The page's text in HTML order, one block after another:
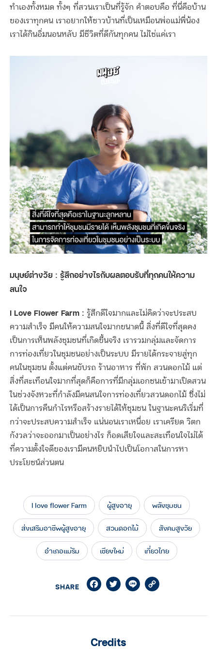
ทำเองทั้งหมด ทั้งๆ ที่สวนเราเป็นที่รู้จัก คำตอบคือ ที่นี่คือบ้าน
ของเราทุกคน เราอยากให้ชาวบ้านที่เป็นเหมือนพ่อแม่พี่น้อง
เราได้กินอิ่มนอนหลับ มีชีวิตที่ดีกันทุกคน ไม่ใช่แค่เรา
มนุษย์ต่างวัย : รู้สึกอย่างไรกับผลตอบรับที่ทุกคนให้ความ
สนใจ
I Love Flower Farm : รู้สึกดีใจมากและไม่คิดว่าจะประสบ
ความสำเร็จ มีคนให้ความสนใจมากขนาดนี้ สิ่งที่ดีใจที่สุดคง
เป็นการเห็นพลังชุมชนที่เกิดขึ้นจริง เรารวมกลุ่มและจัดการ
การท่องเที่ยวในชุมชนอย่างเป็นระบบ มีรายได้กระจายสู่ทุก
คนในชุมชน ตั้งแต่คนขับรถ ร้านอาหาร ที่พัก สวนดอกไม้ แต่
สิ่งที่สะเทือนใจมากที่สุดก็คือการที่มีกลุ่มเอกชนเข้ามาเปิดสวน
ในช่วงจังหวะที่กำลังมีคนสนใจการท่องเที่ยวสวนดอกไม้ ซึ่งไม่
ได้เป็นการคืนกำไรหรือสร้างรายได้ให้ชุมชน ในฐานะคนริเริ่มที่
กว่าจะประสบความสำเร็จ แน่นอนเราเหนื่อย เราเครียด วิตก
กังวลว่าจะออกมาเป็นอย่างไร ก็อดเสียใจและสะเทือนใจไม่ได้
ที่ความตั้งใจดีของเรามีคนหยิบนำไปเป็นโอกาสในการหา
ประโยชน์ส่วนตน
I love flower Farm ผู้สูงอายุ พลังชุมชน
ส่งเสริมอาชีพผู้สูงอายุ สวนดอกไม้ สังคมสูงวัย
อำเภอแม่ริม เชียงใหม่ เที่ยวไทย
SHARE FacebookTwitterLine
Credits